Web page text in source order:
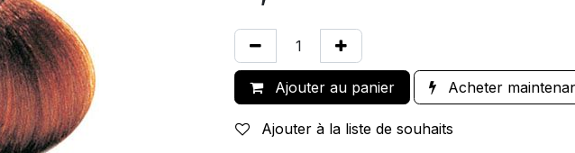
Ajouter au panier Acheter
Ajouter à la liste de souhaits